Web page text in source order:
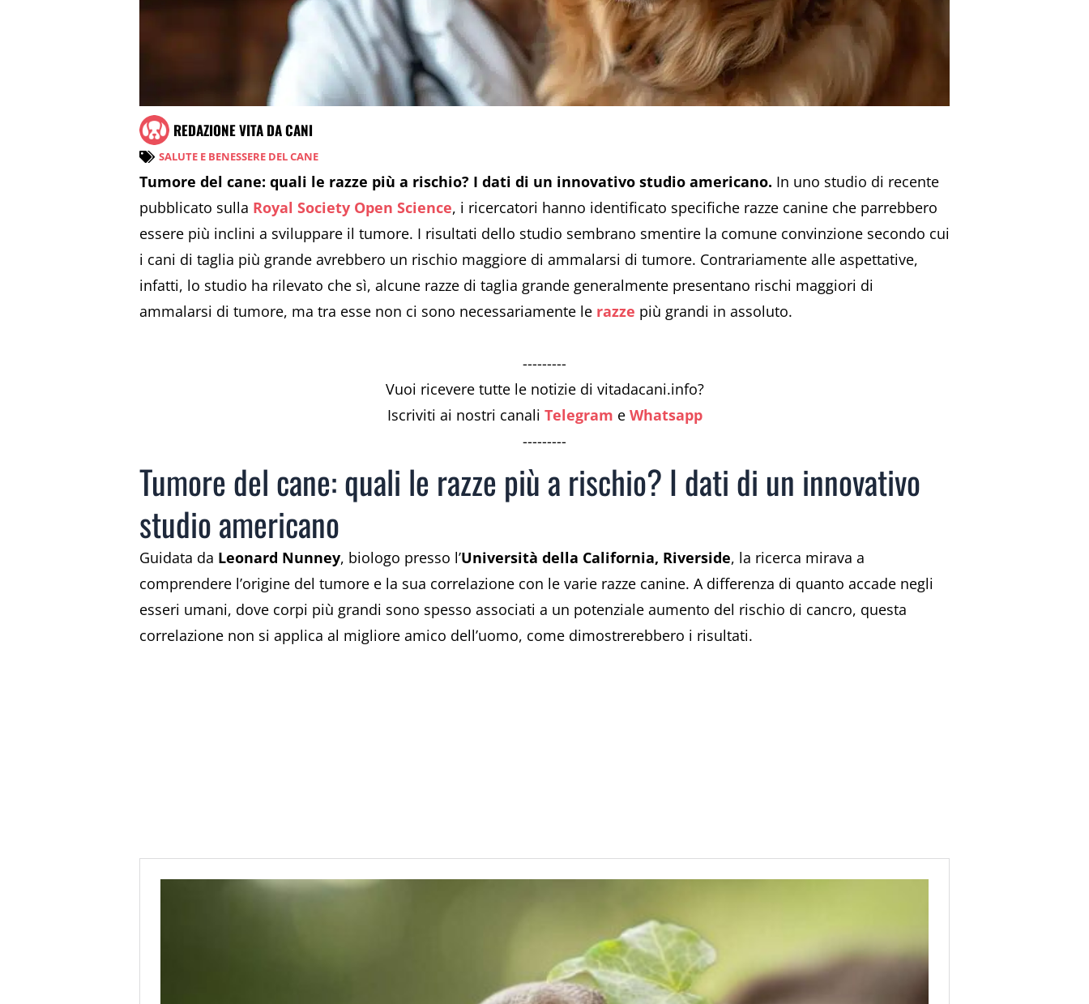
REDAZIONE VITA DA CANI
SALUTE E BENESSERE DEL CANE
Tumore del cane: quali le razze più a rischio? I dati di un innovativo studio americano. In uno studio di recente
pubblicato sulla Royal Society Open Science, i ricercatori hanno identificato specifiche razze canine che parrebbero
essere più inclini a sviluppare il tumore. I risultati dello studio sembrano smentire la comune convinzione secondo cui
i cani di taglia più grande avrebbero un rischio maggiore di ammalarsi di tumore. Contrariamente alle aspettative,
infatti, lo studio ha rilevato che sì, alcune razze di taglia grande generalmente presentano rischi maggiori di
ammalarsi di tumore, ma tra esse non ci sono necessariamente le razze più grandi in assoluto.
---------
Vuoi ricevere tutte le notizie di vitadacani.info?
Iscriviti ai nostri canali Telegram e Whatsapp
---------
Tumore del cane: quali le razze più a rischio? I dati di un innovativo
studio americano
Guidata da Leonard Nunney, biologo presso l’Università della California, Riverside, la ricerca mirava a
comprendere l’origine del tumore e la sua correlazione con le varie razze canine. A differenza di quanto accade negli
esseri umani, dove corpi più grandi sono spesso associati a un potenziale aumento del rischio di cancro, questa
correlazione non si applica al migliore amico dell’uomo, come dimostrerebbero i risultati.